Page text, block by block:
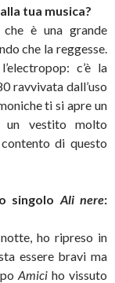
tua musica?
è una grande
che la reggesse.
c’è la
ravvivata dall’uso
ti si apre un
vestito molto
di questo
singolo Ali nere:
ho ripreso in
essere bravi ma
Amiciho vissuto